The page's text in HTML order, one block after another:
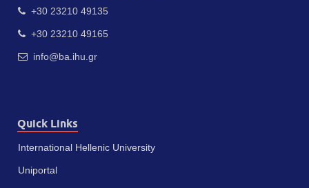
+30 23210 49135
+30 23210 49165
info@ba.ihu.gr
Quick Links
International Hellenic University
Uniportal